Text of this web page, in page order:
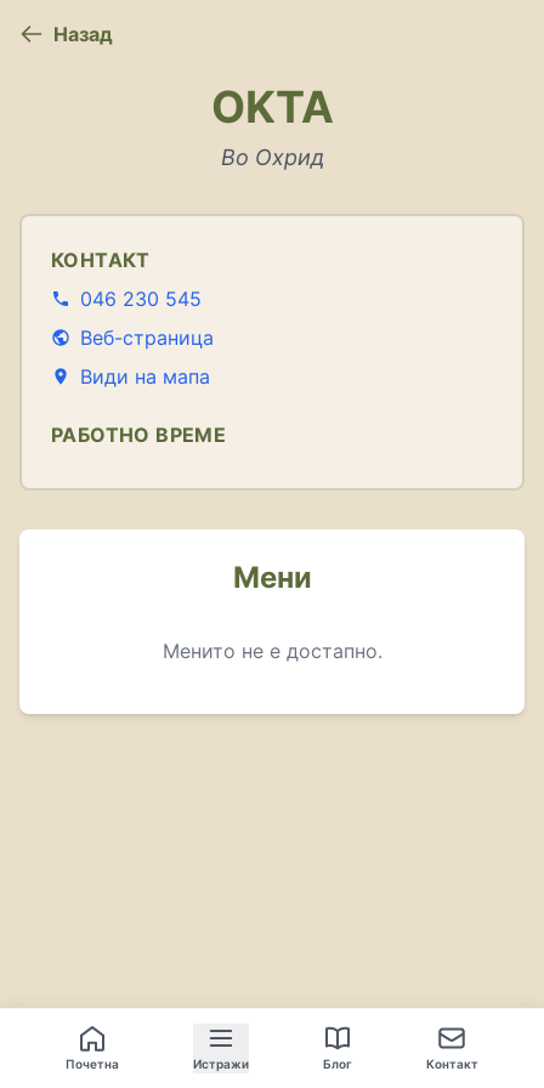
Назад
OKTA
Во Охрид
КОНТАКТ
046 230 545
Веб-страница
Види на мапа
РАБОТНО ВРЕМЕ
Мени
Менито не е достапно.
Почетна Истражи Блог Контакт